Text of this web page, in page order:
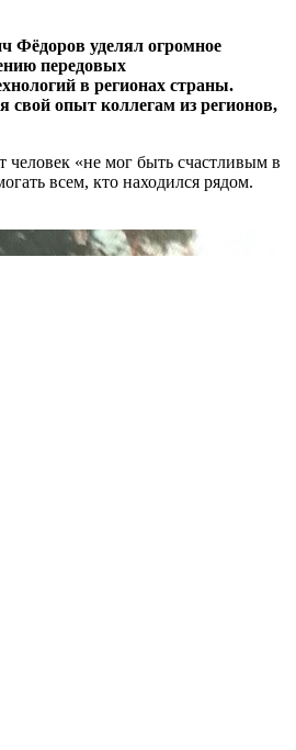
Фёдоров уделял огромное
передовых
в регионах страны.
свой опыт коллегам из регионов,
человек «не мог быть счастливым в
всем, кто находился рядом.